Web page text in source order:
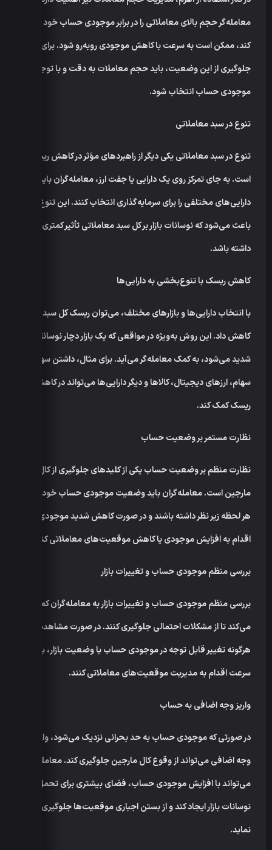
معامله‌گر حجم بالای معاملاتی را در برابر موجودی حساب خود وارد
کند، ممکن است به سرعت با کاهش موجودی روبه‌رو شود. برای
جلوگیری از این وضعیت، باید حجم معاملات به دقت و با توجه به
موجودی حساب انتخاب شود.
تنوع در سبد معاملاتی
تنوع در سبد معاملاتی یکی دیگر از راهبردهای مؤثر در کاهش ریسک
است. به جای تمرکز روی یک دارایی یا جفت ارز، معامله‌گران باید
دارایی‌های مختلفی را برای سرمایه‌گذاری انتخاب کنند. این تنوع
باعث می‌شود که نوسانات بازار بر کل سبد معاملاتی تأثیر کمتری
داشته باشد.
کاهش ریسک با تنوع‌بخشی به دارایی‌ها
با انتخاب دارایی‌ها و بازارهای مختلف، می‌توان ریسک کل سبد را
کاهش داد. این روش به‌ویژه در مواقعی که یک بازار دچار نوسانات
شدید می‌شود، به کمک معامله‌گر می‌آید. برای مثال، داشتن سهم از
سهام، ارزهای دیجیتال، کالاها و دیگر دارایی‌ها می‌تواند در کاهش
ریسک کمک کند.
نظارت مستمر بر وضعیت حساب
نظارت منظم بر وضعیت حساب یکی از کلیدهای جلوگیری از کال
مارجین است. معامله‌گران باید وضعیت موجودی حساب خود را در
هر لحظه زیر نظر داشته باشند و در صورت کاهش شدید موجودی،
اقدام به افزایش موجودی یا کاهش موقعیت‌های معاملاتی کنند.
بررسی منظم موجودی حساب و تغییرات بازار
بررسی منظم موجودی حساب و تغییرات بازار به معامله‌گران کمک
می‌کند تا از مشکلات احتمالی جلوگیری کنند. در صورت مشاهده
هرگونه تغییر قابل توجه در موجودی حساب یا وضعیت بازار، باید به
سرعت اقدام به مدیریت موقعیت‌های معاملاتی کنند.
واریز وجه اضافی به حساب
در صورتی که موجودی حساب به حد بحرانی نزدیک می‌شود، واریز
وجه اضافی می‌تواند از وقوع کال مارجین جلوگیری کند. معامله‌گر
می‌تواند با افزایش موجودی حساب، فضای بیشتری برای تحمل
نوسانات بازار ایجاد کند و از بستن اجباری موقعیت‌ها جلوگیری
نماید.